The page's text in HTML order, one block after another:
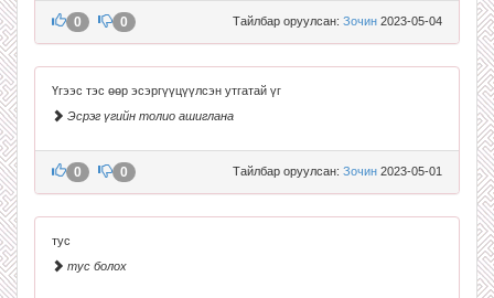
Тайлбар оруулсан: Зочин 2023-05-04
0 0
Үгээс тэс өөр эсэргүүцүүлсэн утгатай үг
Эсрэг үгийн толио ашиглана
Тайлбар оруулсан: Зочин 2023-05-01
0 0
тус
тус болох